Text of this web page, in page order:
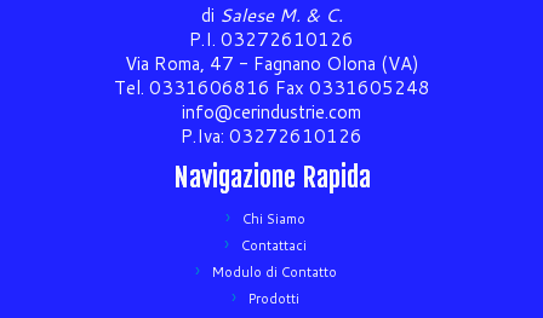
di Salese M. & C.
P.I. 03272610126
Via Roma, 47 - Fagnano Olona (VA)
Tel. 0331606816 Fax 0331605248
info@cerindustrie.com
P.Iva: 03272610126
Navigazione Rapida
Chi Siamo
Contattaci
Modulo di Contatto
Prodotti